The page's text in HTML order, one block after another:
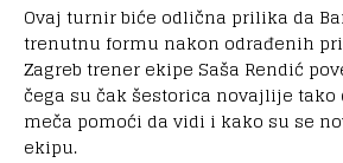
Ovaj turnir biće odlična prilika da
trenutnu formu nakon odrađenih
Zagreb trener ekipe Saša Rendić
čega su čak šestorica novajlije tako
meča pomoći da vidi i kako su se
ekipu.